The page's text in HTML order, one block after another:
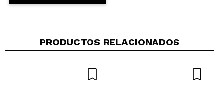
PRODUCTOS RELACIONADOS